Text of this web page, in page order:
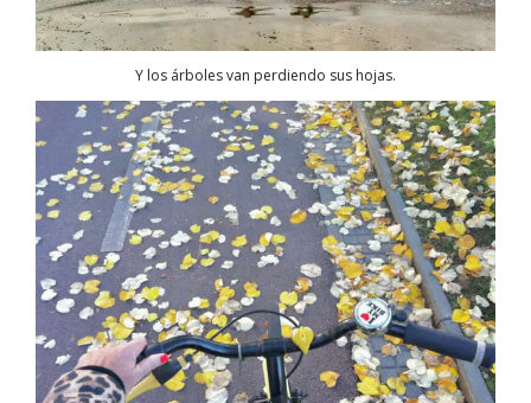
Y los árboles van perdiendo sus hojas.